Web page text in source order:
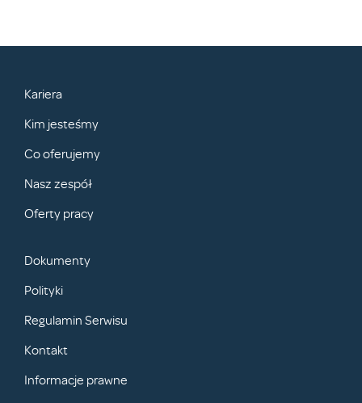
Kariera
Kim jesteśmy
Co oferujemy
Nasz zespół
Oferty pracy
Dokumenty
Polityki
Regulamin Serwisu
Kontakt
Informacje prawne